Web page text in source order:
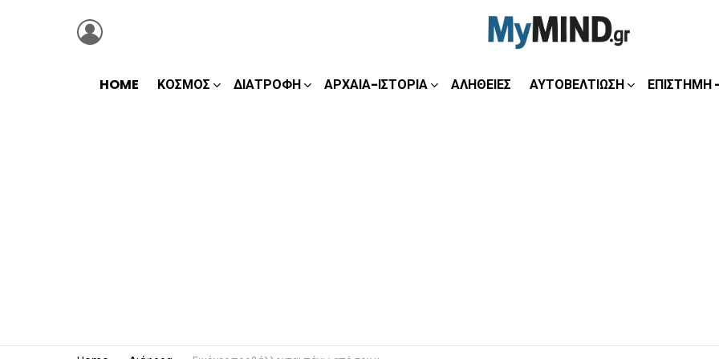
HOME ΚΌΣΜΟΣ ΔΙΑΤΡΟΦΉ ΑΡΧΑΊΑ-ΙΣΤΟΡΊΑ ΑΛΉΘΕΙΕΣ ΑΥΤΟΒΕΛΤΊΩΣΗ ΕΠΙΣΤΉΜΗ